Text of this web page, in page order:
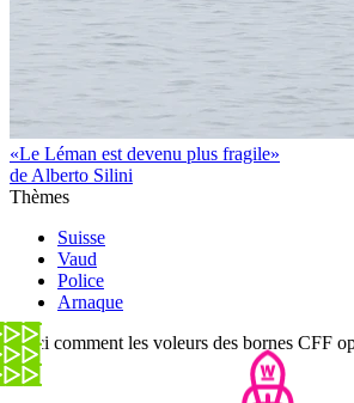
«Le Léman est devenu plus fragile»
de Alberto Silini
Thèmes
Suisse
Vaud
Police
Arnaque
Voici comment les voleurs des bornes CFF